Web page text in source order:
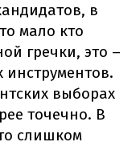
в
мало кто
гречки, это –
выборах
точечно. В
слишком